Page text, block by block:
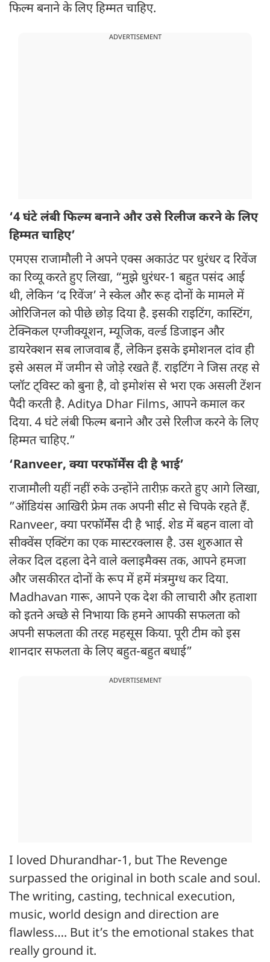
फिल्म बनाने के लिए हिम्मत चाहिए.
ADVERTISEMENT
‘4 घंटे लंबी फिल्म बनाने और उसे रिलीज करने के लिए
हिम्मत चाहिए’
एमएस राजामौली ने अपने एक्स अकाउंट पर धुरंधर द रिवेंज
का रिव्यू करते हुए लिखा, “मुझे धुरंधर-1 बहुत पसंद आई
थी, लेकिन ‘द रिवेंज’ ने स्केल और रूह दोनों के मामले में
ओरिजिनल को पीछे छोड़ दिया है. इसकी राइटिंग, कास्टिंग,
टेक्निकल एग्जीक्यूशन, म्यूजिक, वर्ल्ड डिजाइन और
डायरेक्शन सब लाजवाब हैं, लेकिन इसके इमोशनल दांव ही
इसे असल में जमीन से जोड़े रखते हैं. राइटिंग ने जिस तरह से
प्लॉट ट्विस्ट को बुना है, वो इमोशंस से भरा एक असली टेंशन
पैदी करती है. Aditya Dhar Films, आपने कमाल कर
दिया. 4 घंटे लंबी फिल्म बनाने और उसे रिलीज करने के लिए
हिम्मत चाहिए.”
‘Ranveer, क्या परफॉर्मेंस दी है भाई’
राजामौली यहीं नहीं रुके उन्होंने तारीफ़ करते हुए आगे लिखा,
”ऑडियंस आखिरी फ्रेम तक अपनी सीट से चिपके रहते हैं.
Ranveer, क्या परफॉर्मेंस दी है भाई. शेड में बहन वाला वो
सीक्वेंस एक्टिंग का एक मास्टरक्लास है. उस शुरुआत से
लेकर दिल दहला देने वाले क्लाइमैक्स तक, आपने हमजा
और जसकीरत दोनों के रूप में हमें मंत्रमुग्ध कर दिया.
Madhavan गारू, आपने एक देश की लाचारी और हताशा
को इतने अच्छे से निभाया कि हमने आपकी सफलता को
अपनी सफलता की तरह महसूस किया. पूरी टीम को इस
शानदार सफलता के लिए बहुत-बहुत बधाई”
ADVERTISEMENT
I loved Dhurandhar-1, but The Revenge
surpassed the original in both scale and soul.
The writing, casting, technical execution,
music, world design and direction are
flawless…. But it’s the emotional stakes that
really ground it.